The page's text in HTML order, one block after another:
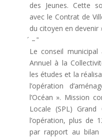
des Jeunes. Cette
avec le Contrat de
du citoyen en devenir
́ – ’́
Le conseil
Annuel à la
les études et la
l’opération
l’Océan ». Mission
Locale (SPL)
l’opération, plus de
par rapport au